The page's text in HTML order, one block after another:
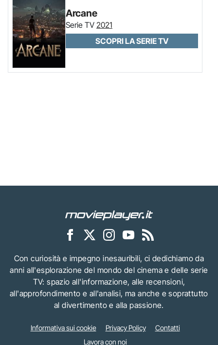
Arcane
Serie TV 2021
SCOPRI LA SERIE TV
Con curiosità e impegno inesauribili, ci dedichiamo da
anni all'esplorazione del mondo del cinema e delle serie
TV: spazio all'informazione, alle recensioni,
all'approfondimento e all'analisi, ma anche e soprattutto
al divertimento e alla passione.
Informativa sui cookie Privacy Policy
Contatti
Lavora con noi